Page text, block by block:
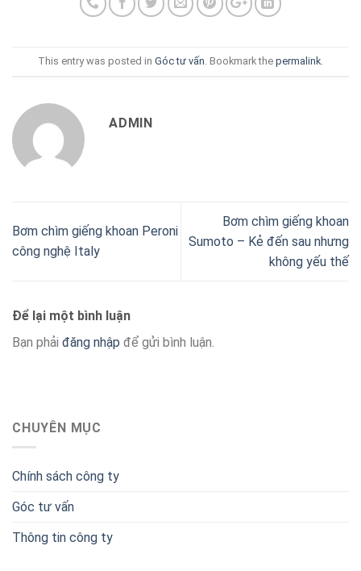
This entry was posted in Góc tư vấn . Bookmark the permalink
ADMIN
Bơm chìm giếng khoan Peroni
công nghệ Italy
Bơm chìm giếng khoan
Sumoto – Kẻ đến sau nhưng
không yếu thế
Để lại một bình luận
Bạn phải đăng nhập để gửi bình luận.
CHUYÊN MỤC
Chính sách công ty
Góc tư vấn
Thông tin công ty